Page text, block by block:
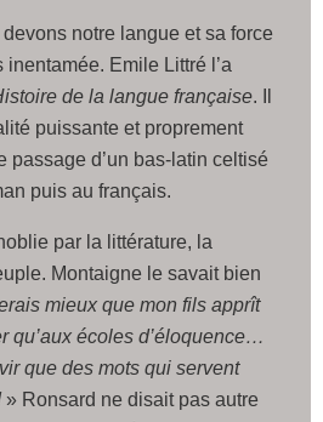
notre langue et sa force
Emile Littré l’a
de la langue française. Il
puissante et proprement
passage d’un bas-latin celtisé
puis au français.
par la littérature, la
Montaigne le savait bien
mieux que mon fils apprît
qu’aux écoles d’éloquence…
que des mots qui servent
» Ronsard ne disait pas autre